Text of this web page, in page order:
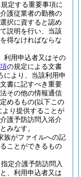
規定する重要事項に
護従業者の勤務の
択に資すると認め
説明を行い、当該
得なければならな
利用申込者又はその
の規定による文書
により、当該利用申
書に記すべき重要
その他の情報通信
めるもの(以下この
より提供することが
護予防訪問入浴介
みなす。
族がファイルへの記
ことができるもの
定介護予防訪問入
、利用申込者又は